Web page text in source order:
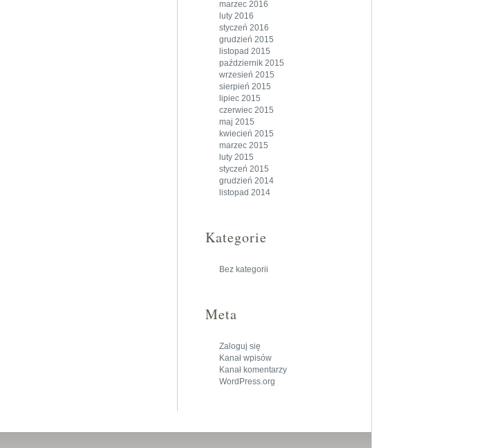
marzec 2016
luty 2016
styczeń 2016
grudzień 2015
listopad 2015
październik 2015
wrzesień 2015
sierpień 2015
lipiec 2015
czerwiec 2015
maj 2015
kwiecień 2015
marzec 2015
luty 2015
styczeń 2015
grudzień 2014
listopad 2014
Kategorie
Bez kategorii
Meta
Zaloguj się
Kanał wpisów
Kanał komentarzy
WordPress.org